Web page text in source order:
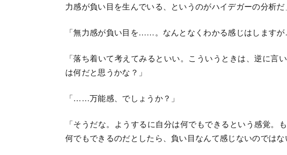
力感が負い目を生んでいる、というのがハイデガーの分析だ
「無力感が負い目を……。なんとなくわかる感じはします
「落ち着いて考えてみるといい。こういうときは、逆に言
は何だと思うかな？」
「……万能感、でしょうか？」
「そうだな。ようするに自分は何でもできるという感覚。
何でもできるのだとしたら、負い目なんて感じないのではな